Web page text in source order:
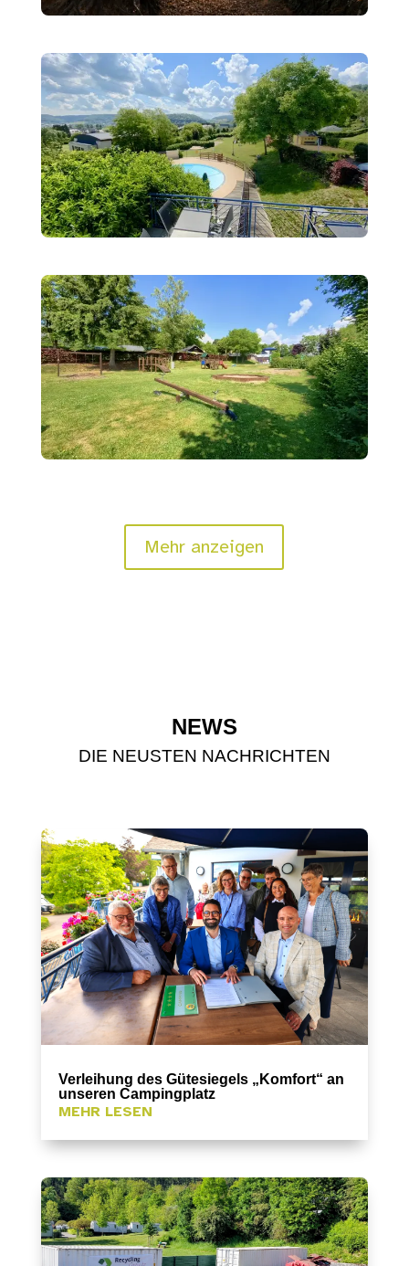
Mehr anzeigen
NEWS
DIE NEUSTEN NACHRICHTEN
Verleihung des Gütesiegels „Komfort“ an
unseren Campingplatz
MEHR LESEN